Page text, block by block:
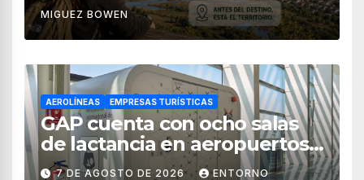
MIGUEZ BOWEN
AEROLÍNEAS EMPRESAS TURÍSTICAS
GAP cuenta con ocho salas
de lactancia en aeropuertos
de México
7 DE AGOSTO DE 2026 ENTORNO